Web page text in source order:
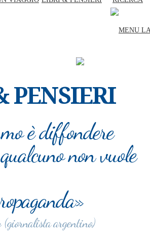
PENSIERI
è diffondere
non vuole
argentino)